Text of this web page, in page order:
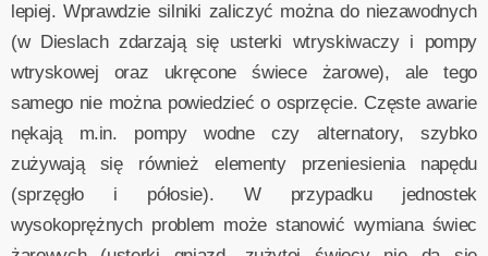
lepiej. Wprawdzie silniki zaliczyć można do niezawodnych
(w Dieslach zdarzają się usterki wtryskiwaczy i pompy
wtryskowej oraz ukręcone świece żarowe), ale tego
samego nie można powiedzieć o osprzęcie. Częste awarie
nękają m.in. pompy wodne czy alternatory, szybko
zużywają się również elementy przeniesienia napędu
(sprzęgło i półosie). W przypadku jednostek
wysokoprężnych problem może stanowić wymiana świec